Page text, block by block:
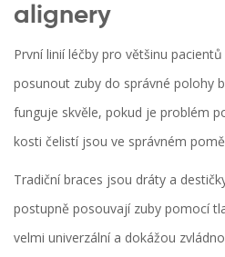
alignery
První linií léčby pro většinu
posunout zuby do správné polohy
funguje skvěle, pokud je problém
kosti čelistí jsou ve správném
Tradiční braces jsou dráty a
postupně posouvají zuby pomocí
velmi univerzální a dokážou